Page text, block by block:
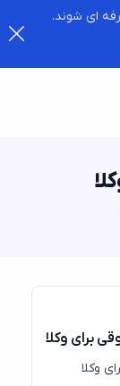
شوند.
وکلا